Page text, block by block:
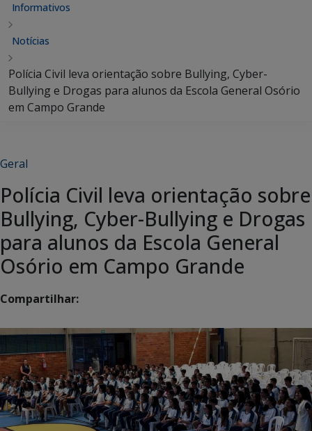
Informativos
Notícias
Polícia Civil leva orientação sobre Bullying, Cyber-
Bullying e Drogas para alunos da Escola General Osório
em Campo Grande
Geral
Polícia Civil leva orientação sobre
Bullying, Cyber-Bullying e Drogas
para alunos da Escola General
Osório em Campo Grande
Compartilhar: